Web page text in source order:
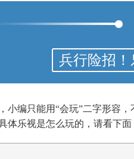
兵行险招
小编只能用“会玩”二字形容
体乐视是怎么玩的，请看下面